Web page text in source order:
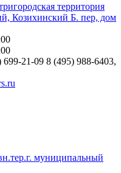
территория
Козихинский Б. пер, дом
8 (495) 988-6403,
муниципальный